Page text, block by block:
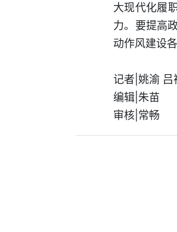
大现代化履
力。要提高
动作风建设
记者|姚渝 吕
编辑|朱苗
审核|常畅